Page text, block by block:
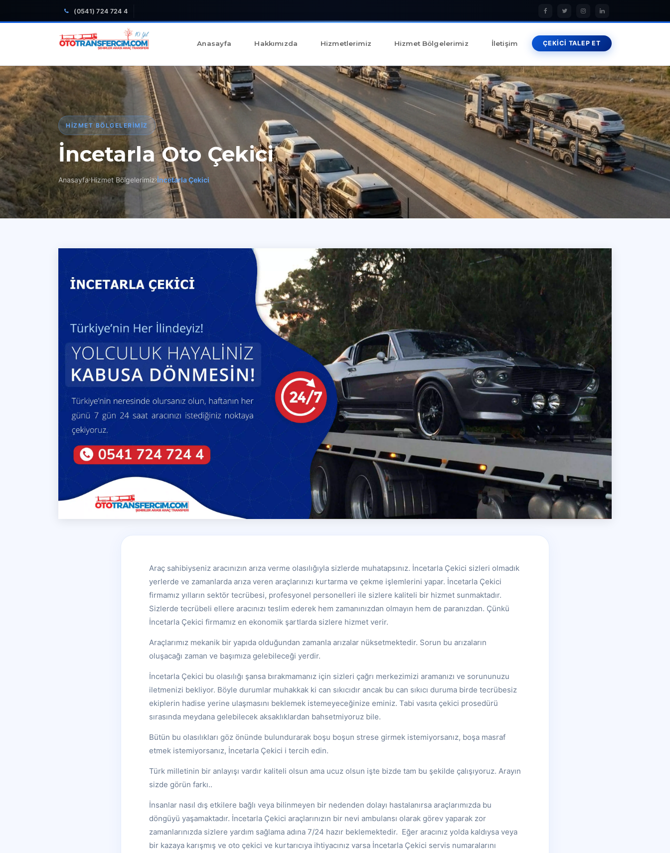
(0541) 724 724 4
Anasayfa Hakkımızda Hizmetlerimiz Hizmet Bölgelerimiz İletişim ÇEKİCİ TALEP ET
HIZMET BÖLGELERIMIZ
İncetarla Oto Çekici
Anasayfa Hizmet Bölgelerimiz İncetarla Çekici
Araç sahibiyseniz aracınızın arıza verme olasılığıyla sizlerde muhatapsınız. İncetarla Çekici sizleri olmadık
yerlerde ve zamanlarda arıza veren araçlarınızı kurtarma ve çekme işlemlerini yapar. İncetarla Çekici
firmamız yılların sektör tecrübesi, profesyonel personelleri ile sizlere kaliteli bir hizmet sunmaktadır.
Sizlerde tecrübeli ellere aracınızı teslim ederek hem zamanınızdan olmayın hem de paranızdan. Çünkü
İncetarla Çekici firmamız en ekonomik şartlarda sizlere hizmet verir.
Araçlarımız mekanik bir yapıda olduğundan zamanla arızalar nüksetmektedir. Sorun bu arızaların
oluşacağı zaman ve başımıza gelebileceği yerdir.
İncetarla Çekici bu olasılığı şansa bırakmamanız için sizleri çağrı merkezimizi aramanızı ve sorununuzu
iletmenizi bekliyor. Böyle durumlar muhakkak ki can sıkıcıdır ancak bu can sıkıcı duruma birde tecrübesiz
ekiplerin hadise yerine ulaşmasını beklemek istemeyeceğinize eminiz. Tabi vasıta çekici prosedürü
sırasında meydana gelebilecek aksaklıklardan bahsetmiyoruz bile.
Bütün bu olasılıkları göz önünde bulundurarak boşu boşun strese girmek istemiyorsanız, boşa masraf
etmek istemiyorsanız, İncetarla Çekici i tercih edin.
Türk milletinin bir anlayışı vardır kaliteli olsun ama ucuz olsun işte bizde tam bu şekilde çalışıyoruz. Arayın
sizde görün farkı..
İnsanlar nasıl dış etkilere bağlı veya bilinmeyen bir nedenden dolayı hastalanırsa araçlarımızda bu
döngüyü yaşamaktadır. İncetarla Çekici araçlarınızın bir nevi ambulansı olarak görev yaparak zor
zamanlarınızda sizlere yardım sağlama adına 7/24 hazır beklemektedir. Eğer aracınız yolda kaldıysa veya
bir kazaya karışmış ve oto çekici ve kurtarıcıya ihtiyacınız varsa İncetarla Çekici servis numaralarını